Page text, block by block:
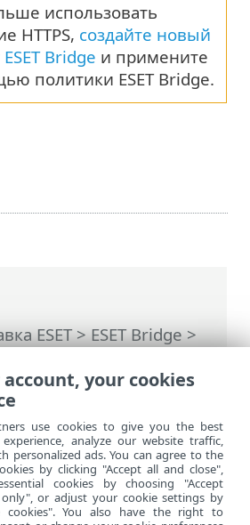
ESET>ESET Bridge>
использовать
HTTPS, создайте новый
Bridge и примените
политики ESET Bridge.
для ПК
account, your cookies
use cookies to give you the best
analyze our website traffic,
personalized ads. You can agree to the
by clicking "Accept all and close",
cookies by choosing "Accept
only", or adjust your cookie settings by
cookies". You also have the right to